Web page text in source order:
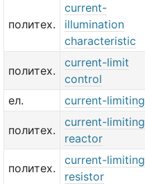
политех.
current-
illumination
characteristic
политех.
current-limit
control
ел.
current-limiting
политех.
current-limiting
reactor
политех.
current-limiting
resistor